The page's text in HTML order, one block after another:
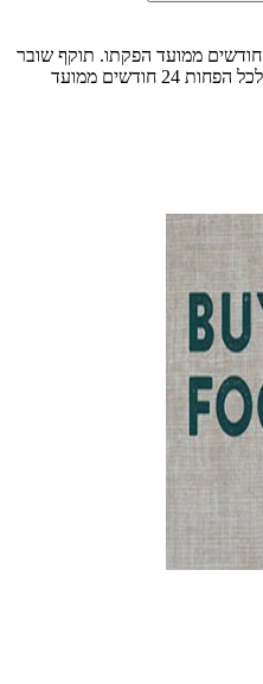
תוקף שובר כספי הינו לכל הפחות 60 חודשים ממועד הפקתו. תוקף שובר
לרכישת מוצר או שירות מסויים יהיה לכל הפחות 24 חודשים ממועד